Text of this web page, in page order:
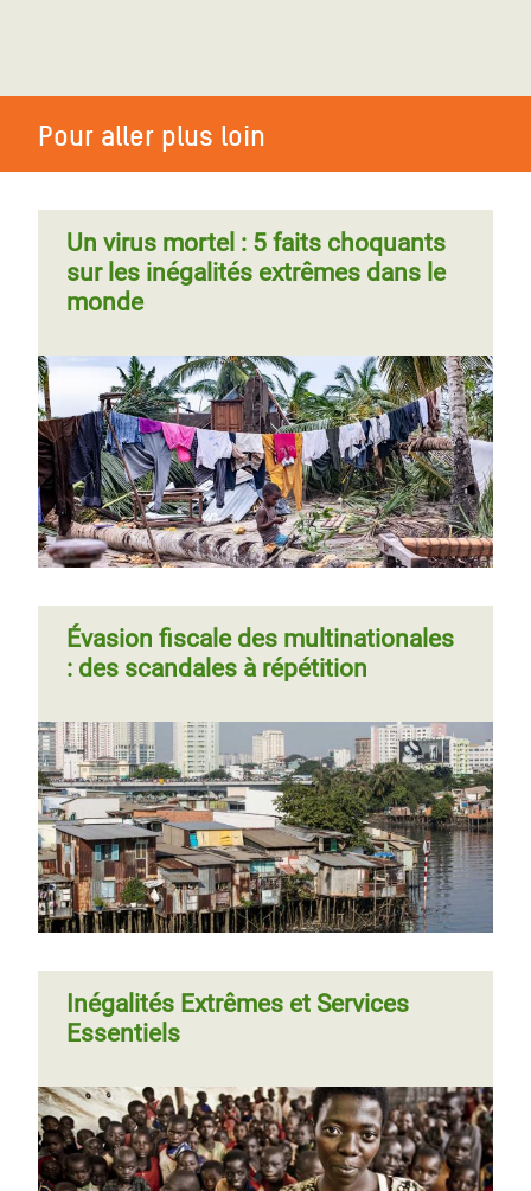
Pour aller plus loin
Un virus mortel : 5 faits choquants
sur les inégalités extrêmes dans le
monde
Évasion fiscale des multinationales
: des scandales à répétition
Inégalités Extrêmes et Services
Essentiels